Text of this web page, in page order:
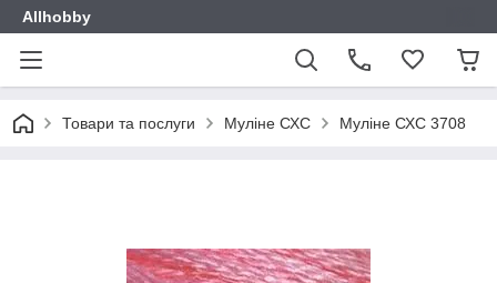
Allhobby
Товари та послуги Муліне СХС Муліне СХС 3708